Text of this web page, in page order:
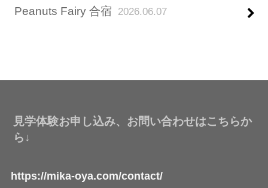
Peanuts Fairy 合宿 2026.06.07
見学体験お申し込み、お問い合わせはこちらか
ら↓
https://mika-oya.com/contact/